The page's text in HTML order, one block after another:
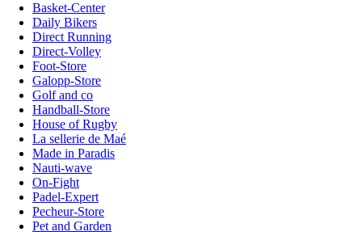
Basket-Center
Daily Bikers
Direct Running
Direct-Volley
Foot-Store
Galopp-Store
Golf and co
Handball-Store
House of Rugby
La sellerie de Maé
Made in Paradis
Nauti-wave
On-Fight
Padel-Expert
Pecheur-Store
Pet and Garden